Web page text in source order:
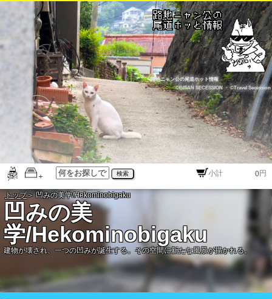
路地ニャン公の尾道ホット情報
©BISAN SECESSION
・©Travel Secession
検索 円
トップ＞ 凹みの美学/Hekominobigaku
凹みの美
学/Hekominobigaku
建物が壊され、一つの凹みが誕生する。その空間に新たな風景が描かれる。